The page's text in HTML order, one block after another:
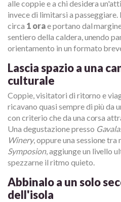
alle coppie e a chi desidera
invece di limitarsi a
circa 1 orae portano dal
sentiero della caldera, unendo
orientamento in un formato
Lascia spazio a una
culturale
Coppie, visitatori di ritorno e
ricavano quasi sempre di più da
con criterio che da una corsa
Una degustazione presso
Winery, oppure una sessione
Symposion, aggiunge un livello
spezzarne il ritmo quieto.
Abbinalo a un solo
dell'isola